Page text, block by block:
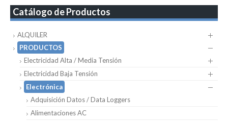
Catálogo de Productos
ALQUILER
PRODUCTOS
Electricidad Alta / Media Tensión
Electricidad Baja Tensión
Electrónica
Adquisición Datos / Data Loggers
Alimentaciones AC